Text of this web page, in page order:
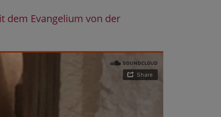
dem Evangelium von der